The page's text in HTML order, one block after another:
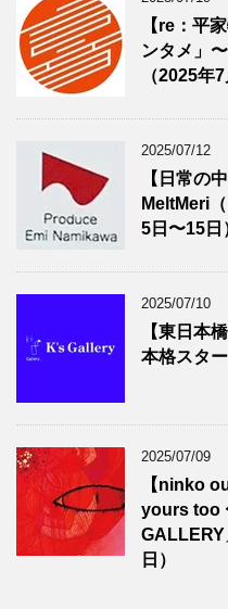
【re：平
ンタメ」
（2025年
2025/07/12
【日常の
MeltMeri
5日〜15日
2025/07/10
【東日本
本格スタ
2025/07/09
【ninko
yours too
GALLERY
日）